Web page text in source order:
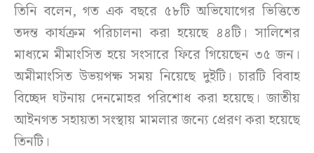
তিনি বলেন, গত এক বছরে ৫৮টি অভিযোগের ভিত্তিতে
তদন্ত কার্যক্রম পরিচালনা করা হয়েছে ৪৪টি। সালিশের
মাধ্যমে মীমাংসিত হয়ে সংসারে ফিরে গিয়েছেন ৩৫ জন।
অমীমাংসিত উভয়পক্ষ সময় নিয়েছে দুইটি। চারটি বিবাহ
বিচ্ছেদ ঘটনায় দেনমোহর পরিশোধ করা হয়েছে। জাতীয়
আইনগত সহায়তা সংস্থায় মামলার জন্যে প্রেরণ করা হয়েছে
তিনটি।